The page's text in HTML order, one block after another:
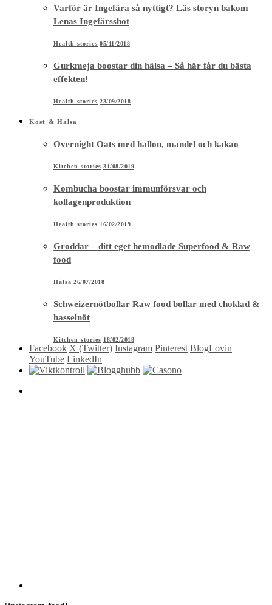
Varför är Ingefära så nyttigt? Läs storyn bakom
Lenas Ingefärsshot
Health stories 05/11/2018
Gurkmeja boostar din hälsa – Så här får du bästa
effekten!
Health stories 23/09/2018
Kost & Hälsa
Overnight Oats med hallon, mandel och kakao
Kitchen stories 31/08/2019
Kombucha boostar immunförsvar och
kollagenproduktion
Health stories 16/02/2019
Groddar – ditt eget hemodlade Superfood & Raw
food
Hälsa 26/07/2018
Schweizernötbollar Raw food bollar med choklad &
hasselnöt
Kitchen stories 18/02/2018
Facebook X (Twitter) Instagram Pinterest BlogLovin
YouTube LinkedIn